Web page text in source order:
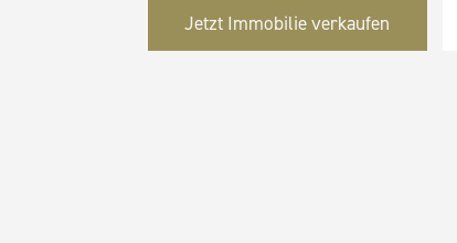
Jetzt Immobilie verkaufen